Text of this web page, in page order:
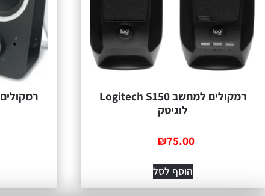
רמקולים למחשב Logitech S150
לוגיטק
₪75.00
הוסף לסל